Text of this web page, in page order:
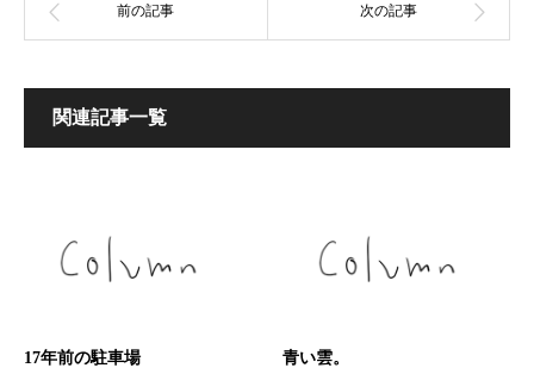
関連記事一覧
17年前の駐車場 青い雲。